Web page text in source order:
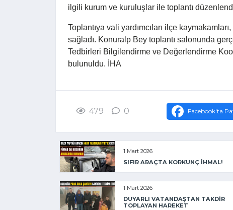
ilgili kurum ve kuruluşlar ile toplantı
Toplantıya vali yardımcıları ilçe
sağladı. Konuralp Bey toplantı salonunda
Tedbirleri Bilgilendirme ve Değerlendirme
bulunuldu. İHA
479 0 Facebook'ta
1 Mart 2026
SIFIR ARAÇTA KORKUNÇ İHMAL!
1 Mart 2026
DUYARLI VATANDAŞTAN TAKDİR
TOPLAYAN HAREKET